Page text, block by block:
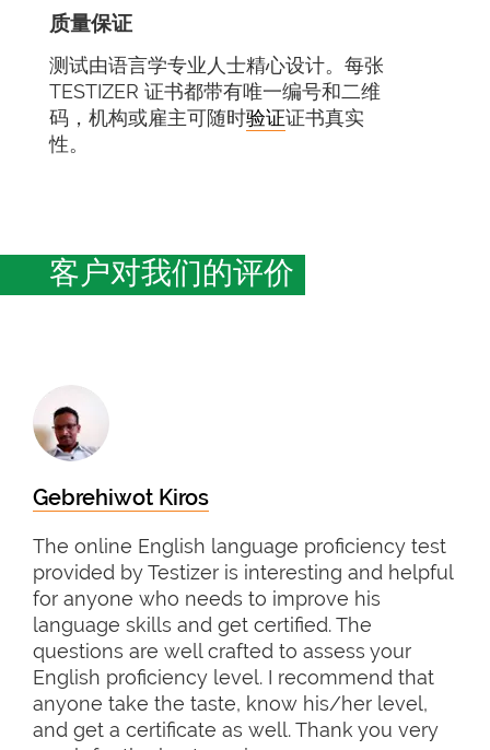
质量保证
测试由语言学专业人士精心设计。每张
TESTIZER 证书都带有唯一编号和二维
码，机构或雇主可随时验证证书真实
性。
客户对我们的评价
Gebrehiwot Kiros
The online English language proficiency test
provided by Testizer is interesting and helpful
for anyone who needs to improve his
language skills and get certified. The
questions are well crafted to assess your
English proficiency level. I recommend that
anyone take the taste, know his/her level,
and get a certificate as well. Thank you very